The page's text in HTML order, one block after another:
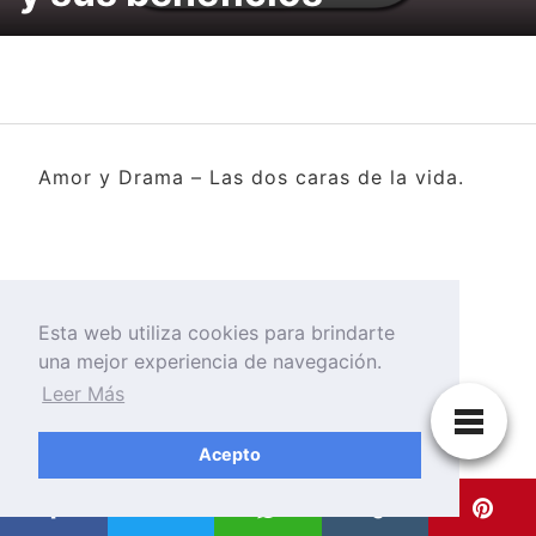
Amor y Drama – Las dos caras de la vida.
Esta web utiliza cookies para brindarte
una mejor experiencia de navegación.
Leer Más
Acepto